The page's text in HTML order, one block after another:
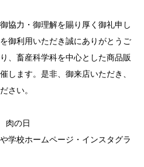
協力・御理解を賜り厚く御礼申し
御利用いただき誠にありがとうご
、畜産科学科を中心とした商品販
します。是非、御来店いただき、
さい。
肉の日
学校ホームページ・インスタグラ